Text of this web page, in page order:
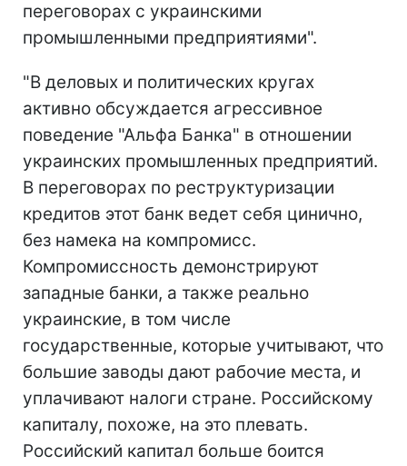
переговорах с украинскими
промышленными предприятиями".
"В деловых и политических кругах
активно обсуждается агрессивное
поведение "Альфа Банка" в отношении
украинских промышленных предприятий.
В переговорах по реструктуризации
кредитов этот банк ведет себя цинично,
без намека на компромисс.
Компромиссность демонстрируют
западные банки, а также реально
украинские, в том числе
государственные, которые учитывают, что
большие заводы дают рабочие места, и
уплачивают налоги стране. Российскому
капиталу, похоже, на это плевать.
Российский капитал больше боится